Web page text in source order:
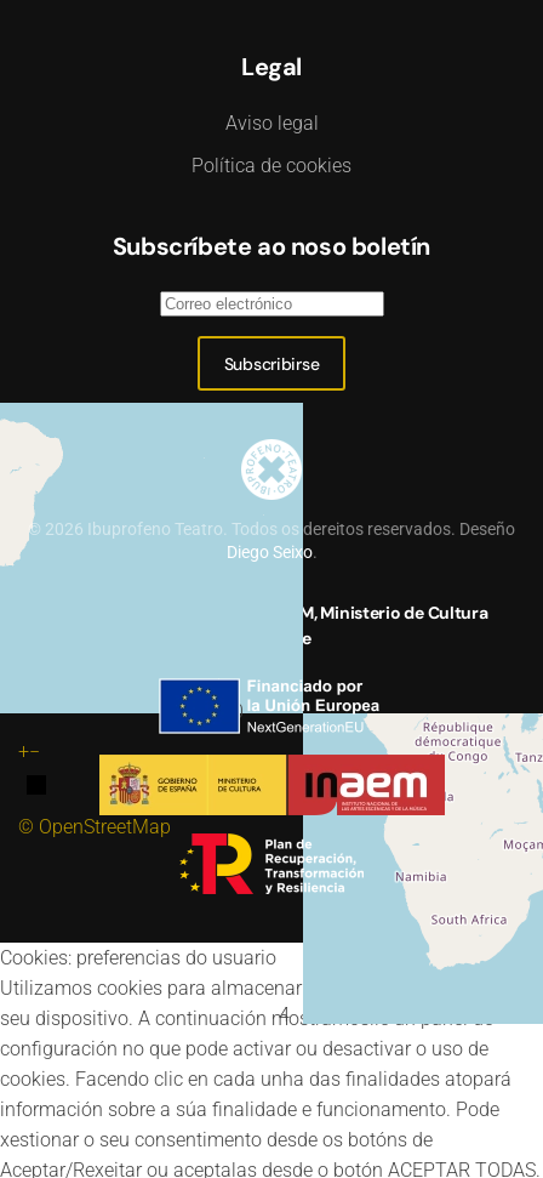
4
30
+−
© OpenStreetMap
Legal
Aviso legal
Política de cookies
Subscríbete ao noso boletín
Subscribirse
© 2026 Ibuprofeno Teatro. Todos os dereitos reservados. Deseño
Diego Seixo.
Proxecto financiado polo INAEM, Ministerio de Cultura
e Deporte
Cookies: preferencias do usuario
Utilizamos cookies para almacenar e acceder a información no
seu dispositivo. A continuación mostrámoslle un panel de
configuración no que pode activar ou desactivar o uso de
cookies. Facendo clic en cada unha das finalidades atopará
información sobre a súa finalidade e funcionamento. Pode
xestionar o seu consentimento desde os botóns de
Aceptar/Rexeitar ou aceptalas desde o botón ACEPTAR TODAS.